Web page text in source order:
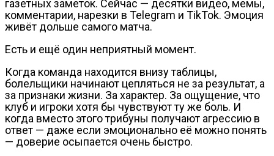
газетных заметок. Сейчас — десятки видео, мемы,
комментарии, нарезки в Telegram и TikTok. Эмоция
живёт дольше самого матча.
Есть и ещё один неприятный момент.
Когда команда находится внизу таблицы,
болельщики начинают цепляться не за результат, а
за признаки жизни. За характер. За ощущение, что
клуб и игроки хотя бы чувствуют ту же боль. И
когда вместо этого трибуны получают агрессию в
ответ — даже если эмоционально её можно понять
— доверие осыпается очень быстро.